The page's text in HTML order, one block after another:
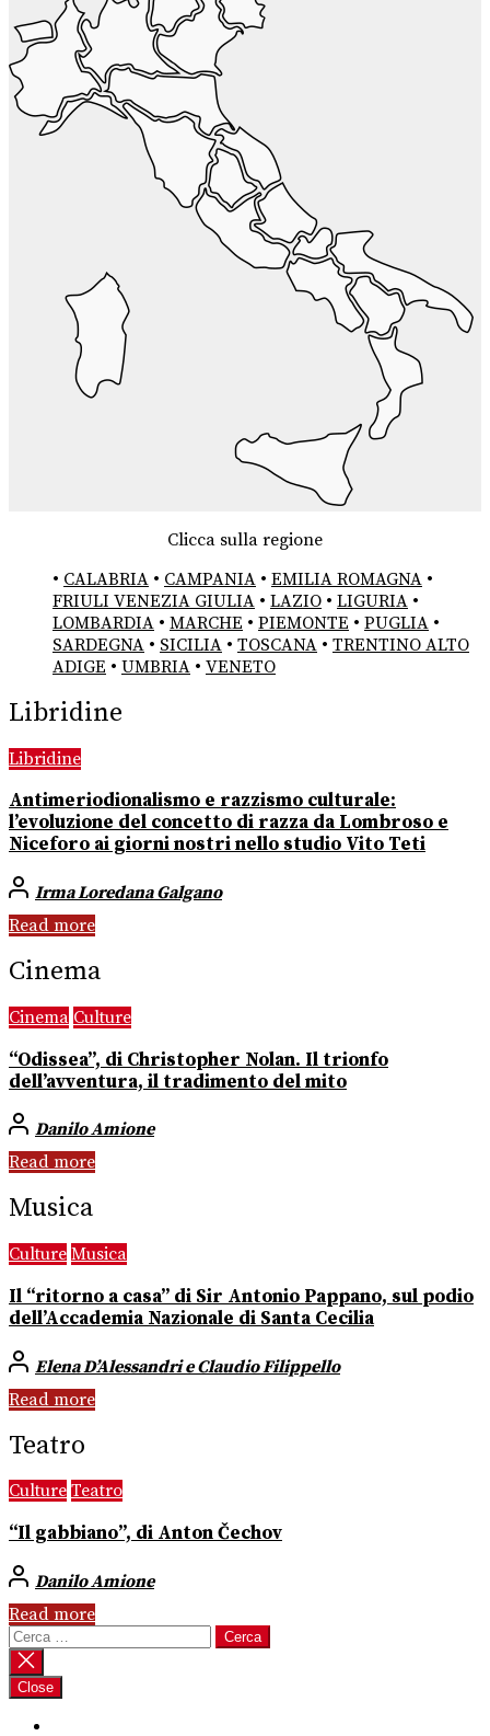
Clicca sulla regione
• CALABRIA • CAMPANIA • EMILIA ROMAGNA •
FRIULI VENEZIA GIULIA • LAZIO • LIGURIA •
LOMBARDIA • MARCHE • PIEMONTE • PUGLIA •
SARDEGNA • SICILIA • TOSCANA • TRENTINO ALTO
ADIGE • UMBRIA • VENETO
Libridine
Libridine
Antimeriodionalismo e razzismo culturale:
l’evoluzione del concetto di razza da Lombroso e
Niceforo ai giorni nostri nello studio Vito Teti
Irma Loredana Galgano
Read more
Cinema
Cinema Culture
“Odissea”, di Christopher Nolan. Il trionfo
dell’avventura, il tradimento del mito
Danilo Amione
Read more
Musica
Culture Musica
Il “ritorno a casa” di Sir Antonio Pappano, sul podio
dell’Accademia Nazionale di Santa Cecilia
Elena D’Alessandri e Claudio Filippello
Read more
Teatro
Culture Teatro
“Il gabbiano”, di Anton Čechov
Danilo Amione
Read more
Ricerca
per:
Close